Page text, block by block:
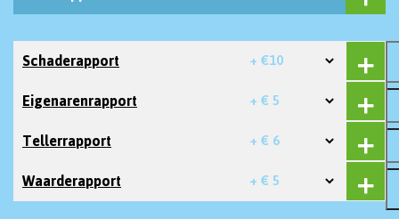
Schaderapport + €10
Eigenarenrapport + € 5
Tellerrapport + € 6
Waarderapport + € 5